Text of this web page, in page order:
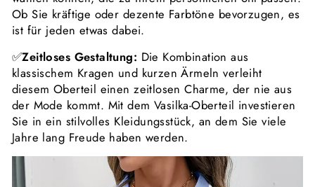
Ob Sie kräftige oder dezente Farbtöne bevorzugen, es
ist für jeden etwas dabei.
✅Zeitloses Gestaltung: Die Kombination aus
klassischem Kragen und kurzen Ärmeln verleiht
diesem Oberteil einen zeitlosen Charme, der nie aus
der Mode kommt. Mit dem Vasilka-Oberteil investieren
Sie in ein stilvolles Kleidungsstück, an dem Sie viele
Jahre lang Freude haben werden.